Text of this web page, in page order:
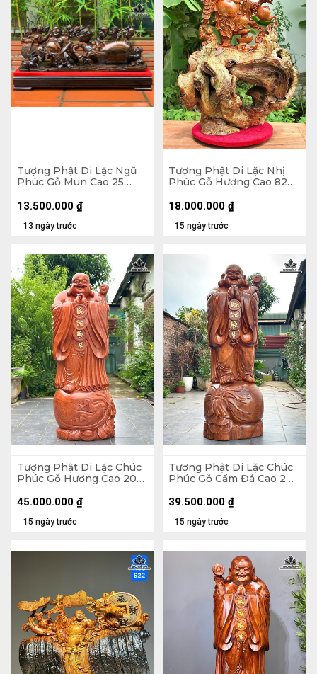
Tượng Phật Di Lặc Ngũ
Phúc Gỗ Mun Cao 25
13 ngày trước
13.500.000 ₫
Tượng Phật Di Lặc Nhị
Phúc Gỗ Hương Cao 82
15 ngày trước
18.000.000 ₫
Tượng Phật Di Lặc Chúc
Phúc Gỗ Hương Cao 200
15 ngày trước
45.000.000 ₫
Tượng Phật Di Lặc Chúc
Phúc Gỗ Cẩm Đá Cao 200
15 ngày trước
39.500.000 ₫